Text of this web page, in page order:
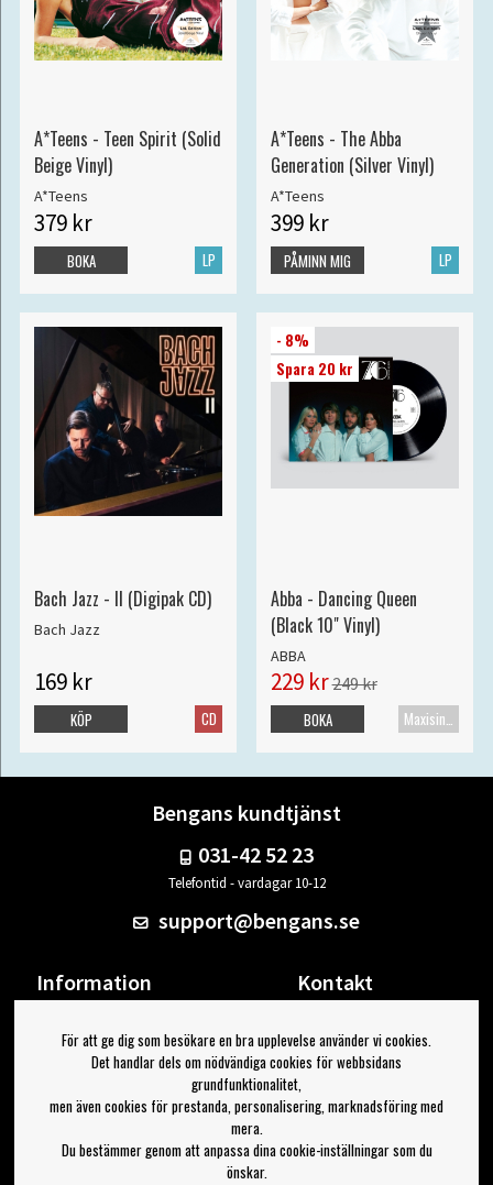
A*Teens - Teen Spirit (Solid
Beige Vinyl)
A*Teens
379 kr
LP
BOKA
A*Teens - The Abba
Generation (Silver Vinyl)
A*Teens
399 kr
LP
PÅMINN MIG
Bach Jazz - II (Digipak CD)
Bach Jazz
169 kr
CD
KÖP
- 8%
Spara 20 kr
Abba - Dancing Queen
(Black 10" Vinyl)
ABBA
229 kr249 kr
Maxisingel
BOKA
Bengans kundtjänst
031-42 52 23
Telefontid - vardagar 10-12
support@bengans.se
Information
Om Bengans
FAQ / Köp- & Leveransvillkor
Kontakt
Din sida
Logga ut
Jag vill ha tips från Bengans
För att ge dig som besökare en bra upplevelse använder vi cookies.
Det handlar dels om nödvändiga cookies för webbsidans
grundfunktionalitet,
men även cookies för prestanda, personalisering, marknadsföring med
mera.
Du bestämmer genom att anpassa dina cookie-inställningar som du
önskar.